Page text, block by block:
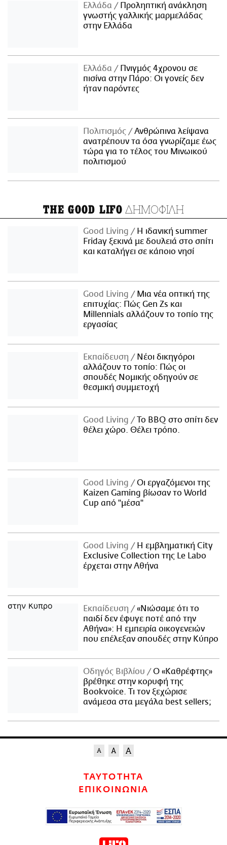
Ελλάδα
Προληπτική ανάκληση
γνωστής γαλλικής μαρμελάδας
στην Ελλάδα
Ελλάδα
Πνιγμός 4χρονου σε
πισίνα στην Πάρο: Οι γονείς δεν
ήταν παρόντες
Πολιτισμός
Ανθρώπινα λείψανα
ανατρέπουν τα όσα γνωρίζαμε έως
τώρα για το τέλος του Μινωικού
πολιτισμού
THE GOOD LIFO ΔΗΜΟΦΙΛΗ
Good Living
Η ιδανική summer
Friday ξεκινά με δουλειά στο σπίτι
και καταλήγει σε κάποιο νησί
Good Living
Μια νέα οπτική της
επιτυχίας: Πώς Gen Zs και
Millennials αλλάζουν το τοπίο της
εργασίας
Εκπαίδευση
Νέοι δικηγόροι
αλλάζουν το τοπίο: Πώς οι
σπουδές Νομικής οδηγούν σε
θεσμική συμμετοχή
Good Living
Το BBQ στο σπίτι δεν
θέλει χώρο. Θέλει τρόπο.
Good Living
Οι εργαζόμενοι της
Kaizen Gaming βίωσαν το World
Cup από "μέσα"
Good Living
Η εμβληματική City
Exclusive Collection της Le Labo
έρχεται στην Αθήνα
Εκπαίδευση
«Νιώσαμε ότι το
παιδί δεν έφυγε ποτέ από την
Αθήνα»: Η εμπειρία οικογενειών
που επέλεξαν σπουδές στην Κύπρο
Οδηγός Βιβλίου
Ο «Καθρέφτης»
βρέθηκε στην κορυφή της
Bookvoice. Τι τον ξεχώρισε
ανάμεσα στα μεγάλα best sellers;
ΤΑΥΤΟΤΗΤΑ
ΕΠΙΚΟΙΝΩΝΙΑ